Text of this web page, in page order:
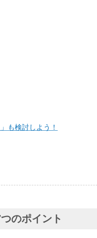
も検討しよう！
のポイント